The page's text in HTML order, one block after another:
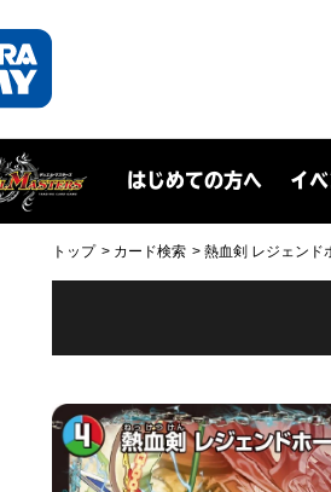
はじめての方へ イ
トップ カード検索 熱血剣 レジェンド